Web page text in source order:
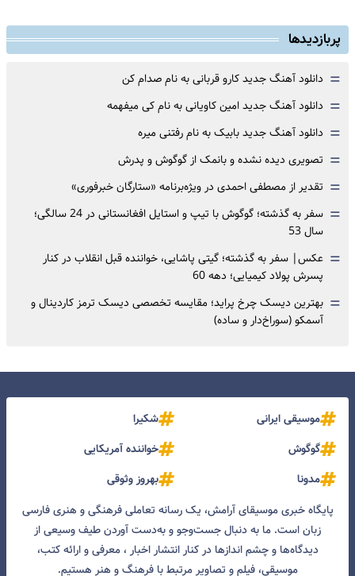
پربازدیدها
= دانلود آهنگ جدید کارو قربانی به نام صدام کن
= دانلود آهنگ جدید امین کاویانی به نام کی میفهمه
= دانلود آهنگ جدید بابیک به نام رفتنی میره
= تصویری دیده نشده و بانمک از گوگوش و پدرش
= تقدیر از مصطفی احمدی در ویژه‌برنامه «ستارگان خبرفوری»
=
سفر به گذشته؛ گوگوش با تیپ و استایل افغانستانی در 24 سالگی؛
سال 53
= عکس| سفر به گذشته؛ گیتی پاشایی، خواننده قبل انقلاب در کنار
پسرش پولاد کیمیایی؛ دهه 60
= بهترین دیسک چرخ پراید؛ مقایسه تخصصی دیسک ترمز کاردینال و
آسمکو (سوراخ‌دار و ساده)
موسیقی ایرانی
شکیرا
گوگوش
خواننده آمریکایی
مدونا
بهروز وثوقی
پایگاه خبری موسیقای آرامش، یک رسانه تعاملی فرهنگی و هنری فارسی
زبان است. ما به دنبال جست‌و‌جو و به‌دست آوردن طیف وسیعی از
دیدگاه‌ها و چشم انداز‌ها در کنار انتشار اخبار ، معرفی و ارائه کتب،
موسیقی، فیلم و تصاویر مرتبط با فرهنگ و هنر هستیم.